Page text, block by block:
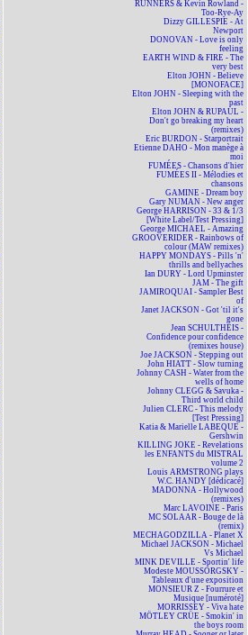
RUNNERS & Kevin Rowland -
Too-Rye-Ay
Dizzy GILLESPIE - At
Newport
DONOVAN - Love is only
feeling
EARTH WIND & FIRE - The
very best
Elton JOHN - Believe
[MONOFACE]
Elton JOHN - Sleeping with the
past
Elton JOHN & RUPAUL -
Don't go breaking my heart
(remixes)
Eric BURDON - Starportrait
Etienne DAHO - Mon manège à
moi
FUMÉES - Chansons d'hier
FUMÉES II - Mélodies et
chansons
GAMINE - Dream boy
Gary NUMAN - New anger
George HARRISON - 33 & 1/3
[White Label/Test Pressing]
George MICHAEL - Amazing
GROOVERIDER - Rainbows of
colour (MAW remixes)
HAPPY MONDAYS - Pills 'n'
thrills and bellyaches
Ian DURY - Lord Upminster
JAM - The gift
JAMIROQUAI - Sampler Best
of
Janet JACKSON - Got 'til it's
gone
Jean SCHULTHEIS -
Confidence pour confidence
(remixes house)
Joe JACKSON - Stepping out
John HIATT - Slow turning
Johnny CASH - Water from the
wells of home
Johnny CLEGG & Savuka -
Third world child
Julien CLERC - This melody
[Test Pressing]
Katia & Marielle LABEQUE -
Gershwin
KILLING JOKE - Revelations
les ENFANTS du MISTRAL
volume 2
Louis ARMSTRONG plays
W.C. HANDY [dédicacé]
MADONNA - Hollywood
(remixes)
Marc LAVOINE - Paris
MC SOLAAR - Bouge de là
(remix)
MECHAGODZILLA - Planet X
Michael JACKSON - Michael
Vs Michael
MINK DEVILLE - Sportin' life
Modeste MOUSSORGSKY -
Tableaux d'une exposition
MONSIEUR Z - Fourrure et
Musique [numéroté]
MORRISSEY - Viva hate
MÖTLEY CRÜE - Smokin' in
the boys room